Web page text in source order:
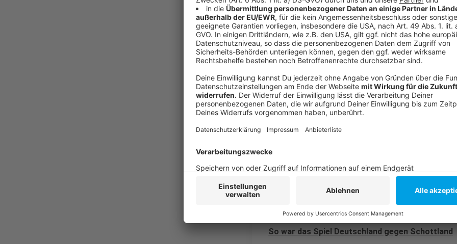
Fan Hansi
zieht erstes EM-Fazit
Anzeige
Weitere Infos und Links zum Thema:
Anzeige
Unsere große EM-Themenseite
Unser EM-Moment am Montag (17.Juni 2024)
Aktuelle EM-Nachrichten
So war das Spiel Deutschland gegen Schottland